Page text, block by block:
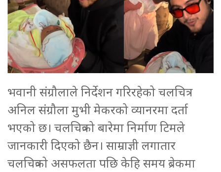
भवानी संग्रौलाले निर्देशन गरिरहेको चलचित्र
अनिल संग्रौला मुभी मेकरको व्यानरमा दर्ता
भएको छ। चलचित्रको बारेमा निर्माण टिमले
जानकारी दिएको छैन। साम्राज्ञी लगातार
चलचित्रको असफलता पछि केहि समय ब्रेकमा